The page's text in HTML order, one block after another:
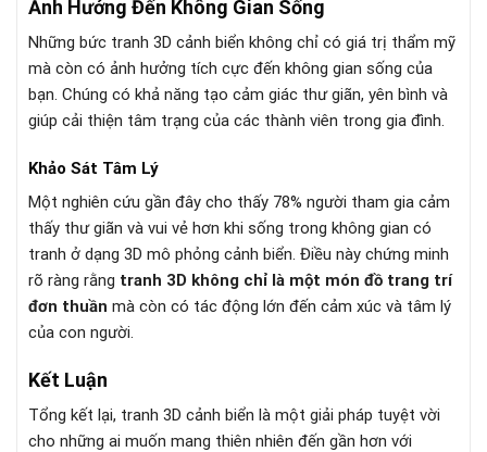
Ảnh Hưởng Đến Không Gian Sống
Những bức tranh 3D cảnh biển không chỉ có giá trị thẩm mỹ
mà còn có ảnh hưởng tích cực đến không gian sống của
bạn. Chúng có khả năng tạo cảm giác thư giãn, yên bình và
giúp cải thiện tâm trạng của các thành viên trong gia đình.
Khảo Sát Tâm Lý
Một nghiên cứu gần đây cho thấy 78% người tham gia cảm
thấy thư giãn và vui vẻ hơn khi sống trong không gian có
tranh ở dạng 3D mô phỏng cảnh biển. Điều này chứng minh
rõ ràng rằng tranh 3D không chỉ là một món đồ trang trí
đơn thuần mà còn có tác động lớn đến cảm xúc và tâm lý
của con người.
Kết Luận
Tổng kết lại, tranh 3D cảnh biển là một giải pháp tuyệt vời
cho những ai muốn mang thiên nhiên đến gần hơn với